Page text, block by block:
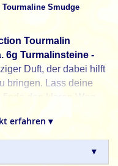
Smudge
Tourmalin
6g Turmalinsteine -
Duft, der dabei hilft
bringen. Lass deine
den klaren Weg
Einfluss zu
des Geistes und
bestimmt die Heilung
erfahren ▾